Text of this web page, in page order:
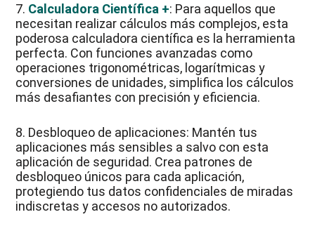
7. Calculadora Científica +: Para aquellos que
necesitan realizar cálculos más complejos, esta
poderosa calculadora científica es la herramienta
perfecta. Con funciones avanzadas como
operaciones trigonométricas, logarítmicas y
conversiones de unidades, simplifica los cálculos
más desafiantes con precisión y eficiencia.
8. Desbloqueo de aplicaciones: Mantén tus
aplicaciones más sensibles a salvo con esta
aplicación de seguridad. Crea patrones de
desbloqueo únicos para cada aplicación,
protegiendo tus datos confidenciales de miradas
indiscretas y accesos no autorizados.